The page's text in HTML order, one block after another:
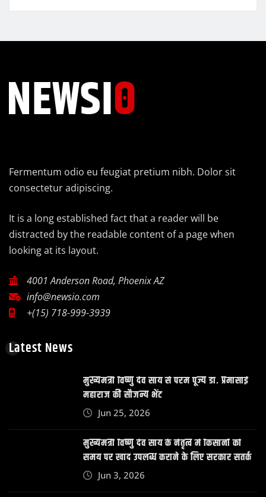
Fermentum odio eu feugiat pretium nibh. Dolor sit
consectetur adipiscing.
It is a long established fact that a reader will be
distracted by the readable content of a page when
looking at its layout.
4001 Anderson Road, Phoenix AZ
info@newsio.com
+(15) 718-999-3939
Latest News
मुख्यमंत्री विष्णु देव साय से परम पूज्य डॉ. प्रेमासाई
महाराज की सौजन्य भेंट
Jun 25, 2026
मुख्यमंत्री विष्णु देव साय के नेतृत्व में किसानों को
समय पर खाद उपलब्ध कराने के लिए सरकार सतर्क
Jun 3, 2026